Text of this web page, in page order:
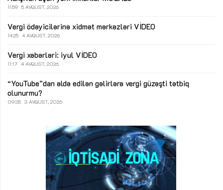
11:59 5 AVQUST, 2026
Vergi ödəyicilərinə xidmət mərkəzləri VİDEO
14:25 4 AVQUST, 2026
Vergi xəbərləri: iyul VİDEO
11:17 4 AVQUST, 2026
“YouTube”dan əldə edilən gəlirlərə vergi güzəşti tətbiq
olunurmu?
09:35 3 AVQUST, 2026